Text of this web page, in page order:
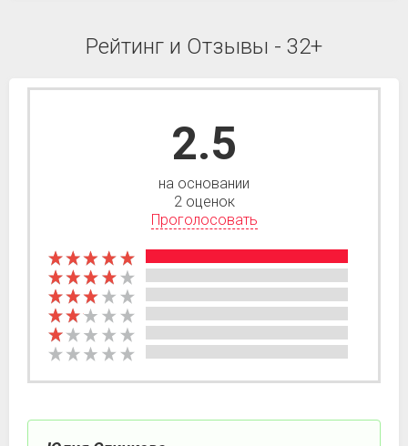
Рейтинг и Отзывы - 32+
2.5
на основании
2 оценок
Проголосовать